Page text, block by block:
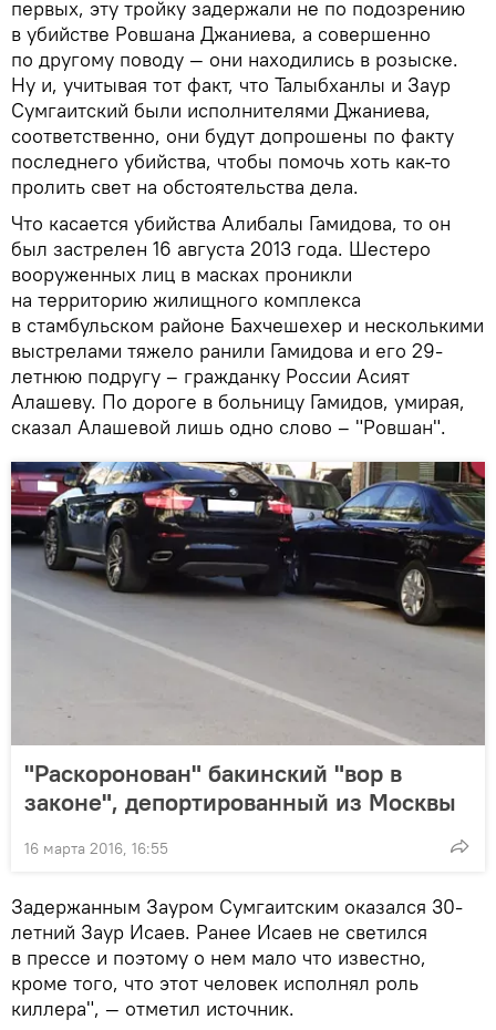
первых, эту тройку задержали не по подозрению
в убийстве Ровшана Джаниева, а совершенно
по другому поводу — они находились в розыске.
Ну и, учитывая тот факт, что Талыбханлы и Заур
Сумгаитский были исполнителями Джаниева,
соответственно, они будут допрошены по факту
последнего убийства, чтобы помочь хоть как-то
пролить свет на обстоятельства дела.
Что касается убийства Алибалы Гамидова, то он
был застрелен 16 августа 2013 года. Шестеро
вооруженных лиц в масках проникли
на территорию жилищного комплекса
в стамбульском районе Бахчешехер и несколькими
выстрелами тяжело ранили Гамидова и его 29-
летнюю подругу – гражданку России Асият
Алашеву. По дороге в больницу Гамидов, умирая,
сказал Алашевой лишь одно слово – "Ровшан".
"Раскоронован" бакинский "вор в
законе", депортированный из Москвы
16 марта 2016, 16:55
Задержанным Зауром Сумгаитским оказался 30-
летний Заур Исаев. Ранее Исаев не светился
в прессе и поэтому о нем мало что известно,
кроме того, что этот человек исполнял роль
киллера", — отметил источник.